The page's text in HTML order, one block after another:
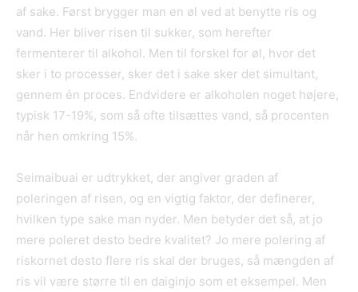
af sake. Først brygger man en øl ved at benytte ris og
vand. Her bliver risen til sukker, som herefter
fermenterer til alkohol. Men til forskel for øl, hvor det
sker i to processer, sker det i sake sker det simultant,
gennem én proces. Endvidere er alkoholen noget højere,
typisk 17-19%, som så ofte tilsættes vand, så procenten
når hen omkring 15%.
Seimaibuai er udtrykket, der angiver graden af
poleringen af risen, og en vigtig faktor, der definerer,
hvilken type sake man nyder. Men betyder det så, at jo
mere poleret desto bedre kvalitet? Jo mere polering af
riskornet desto flere ris skal der bruges, så mængden af
ris vil være større til en daiginjo som et eksempel. Men